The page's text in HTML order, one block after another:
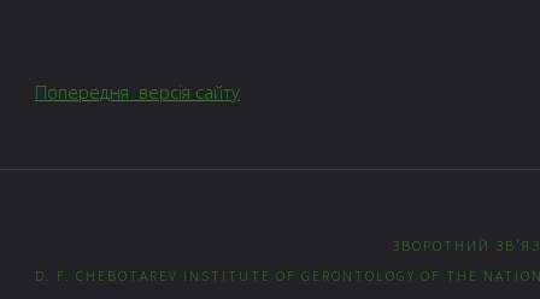
Попередня версія сайту
ЗВОРОТНИЙ
D. F. CHEBOTAREV INSTITUTE OF GERONTOLOGY OF THE